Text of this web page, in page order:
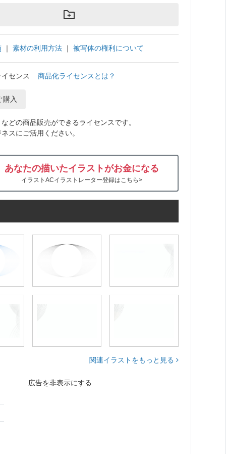
｜ 素材の利用方法 ｜ 被写体の権利について
センス 商品化ライセンスとは？
購入
どの商品販売ができるライセンスです。
スにご活用ください。
あなたの描いたイラストがお金になる
イラストACイラストレーター登録はこちら>
関連イラストをもっと見る
広告を非表示にする